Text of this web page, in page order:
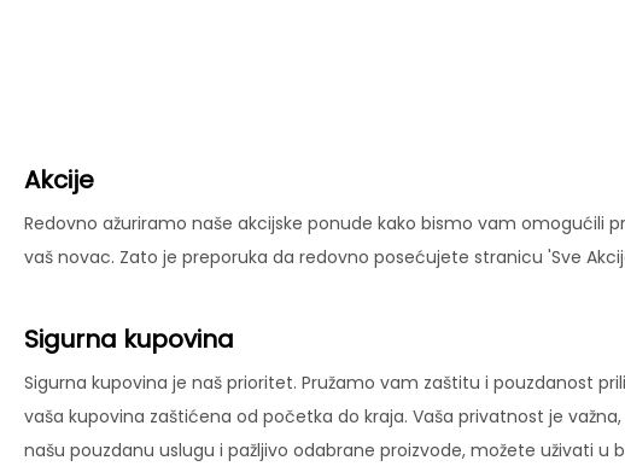
Akcije
Redovno ažuriramo naše akcijske ponude kako bismo vam
vaš novac. Zato je preporuka da redovno posećujete stranicu 'Sve
Sigurna kupovina
Sigurna kupovina je naš prioritet. Pružamo vam zaštitu i pouzdanost
vaša kupovina zaštićena od početka do kraja. Vaša privatnost je
našu pouzdanu uslugu i pažljivo odabrane proizvode, možete uživati u